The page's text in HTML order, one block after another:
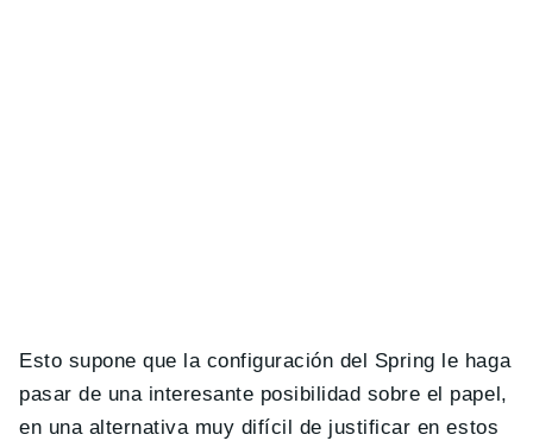
Esto supone que la configuración del Spring le haga
pasar de una interesante posibilidad sobre el papel,
en una alternativa muy difícil de justificar en estos